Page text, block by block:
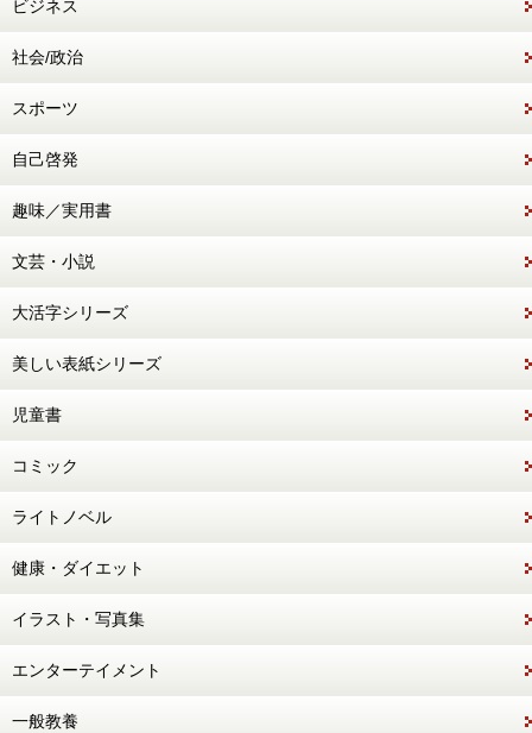
ビジネス
社会/政治
スポーツ
自己啓発
趣味／実用書
文芸・小説
大活字シリーズ
美しい表紙シリーズ
児童書
コミック
ライトノベル
健康・ダイエット
イラスト・写真集
エンターテイメント
一般教養